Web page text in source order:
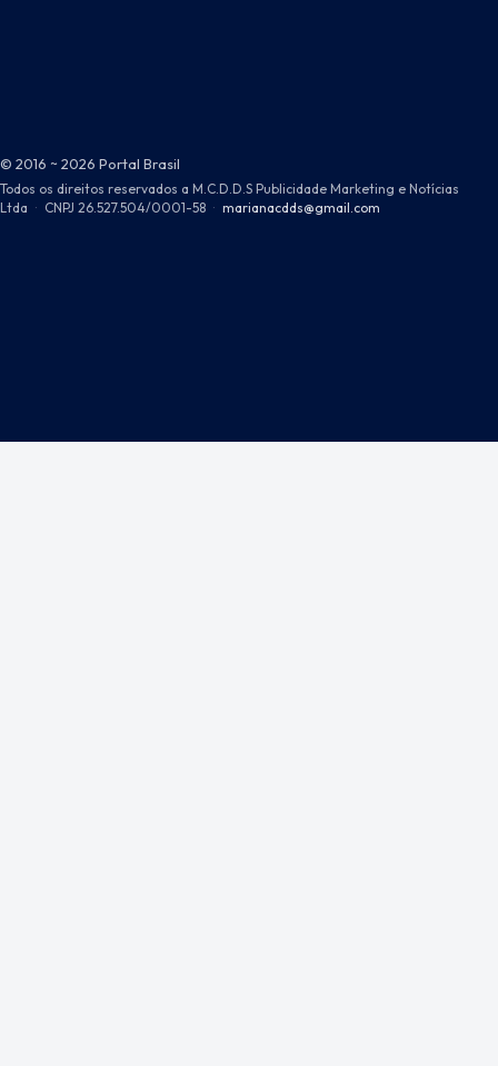
© 2016 ~ 2026 Portal Brasil
Todos os direitos reservados a M.C.D.D.S Publicidade Marketing e Notícias
Ltda · CNPJ 26.527.504/0001-58 · marianacdds@gmail.com